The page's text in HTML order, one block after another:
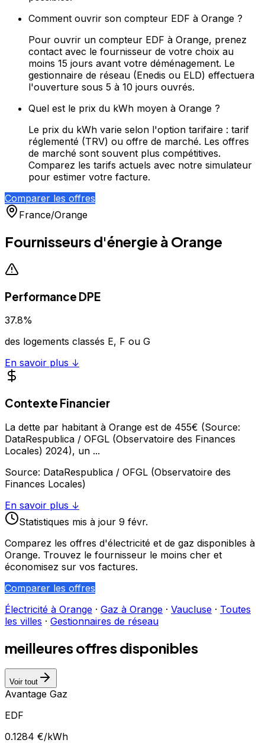
Comment ouvrir son compteur EDF à Orange ?
Pour ouvrir un compteur EDF à Orange, prenez
contact avec le fournisseur de votre choix au
moins 15 jours avant votre déménagement. Le
gestionnaire de réseau (Enedis ou ELD) effectuera
l'ouverture sous 5 à 10 jours ouvrés.
Quel est le prix du kWh moyen à Orange ?
Le prix du kWh varie selon l'option tarifaire : tarif
réglementé (TRV) ou offre de marché. Les offres
de marché sont souvent plus compétitives.
Comparez les tarifs actuels avec notre simulateur
pour estimer votre facture.
Comparer les offres
France/Orange
Fournisseurs d'énergie à Orange
Performance DPE
37.8%
des logements classés E, F ou G
En savoir plus ↓
Contexte Financier
La dette par habitant à Orange est de 455€ (Source:
DataRespublica / OFGL (Observatoire des Finances
Locales) 2024), un ...
Source: DataRespublica / OFGL (Observatoire des
Finances Locales)
En savoir plus ↓
Statistiques mis à jour 9 févr.
Comparez les offres d'électricité et de gaz disponibles à
Orange. Trouvez le fournisseur le moins cher et
économisez sur vos factures.
Comparer les offres
Électricité à Orange · Gaz à Orange · Vaucluse · Toutes
les villes · Gestionnaires de réseau
meilleures offres disponibles
Voir tout
Avantage Gaz
EDF
0.1284 €/kWh